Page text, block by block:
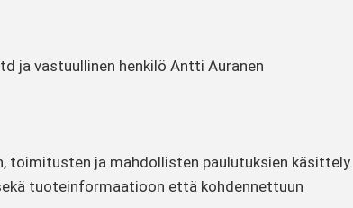
ja vastuullinen henkilö Antti Auranen
toimitusten ja mahdollisten paulutuksien käsittely.
tuoteinformaatioon että kohdennettuun